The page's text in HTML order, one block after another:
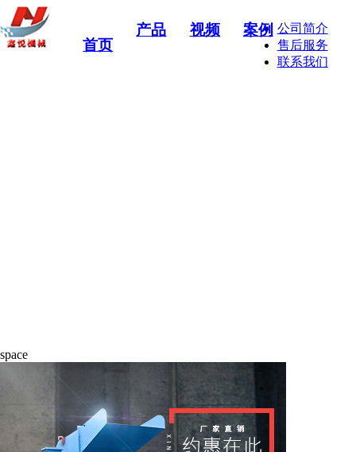
首页
产品 视频 案例 公司简介
售后服务
联系我们
space